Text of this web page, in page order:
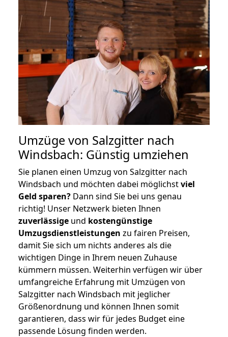
Umzüge von Salzgitter nach
Windsbach: Günstig umziehen
Sie planen einen Umzug von Salzgitter nach
Windsbach und möchten dabei möglichstviel
Geld sparen? Dann sind Sie bei uns genau
richtig! Unser Netzwerk bieten Ihnen
zuverlässige und kostengünstige
Umzugsdienstleistungen zu fairen Preisen,
damit Sie sich um nichts anderes als die
wichtigen Dinge in Ihrem neuen Zuhause
kümmern müssen. Weiterhin verfügen wir über
umfangreiche Erfahrung mit Umzügen von
Salzgitter nach Windsbach mit jeglicher
Größenordnung und können Ihnen somit
garantieren, dass wir für jedes Budget eine
passende Lösung finden werden.